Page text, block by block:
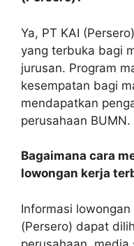
Ya, PT KAI
yang terbuka bagi
jurusan. Program
kesempatan bagi
mendapatkan
perusahaan BUMN.
Bagaimana cara
lowongan kerja
Informasi
(Persero) dapat